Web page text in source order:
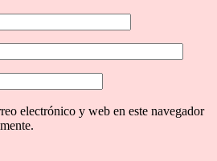
electrónico y web en este navegador